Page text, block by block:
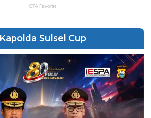
Kapolda Sulsel Cup